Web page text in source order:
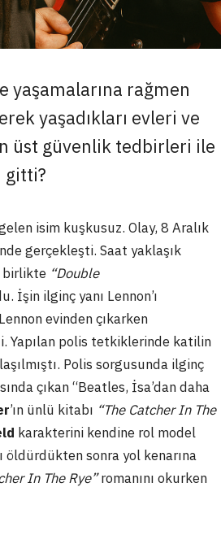
yaşamalarına rağmen
yaşadıkları evleri ve
üst güvenlik tedbirleri ile
gitti?
isim kuşkusuz. Olay, 8 Aralık
gerçekleşti. Saat yaklaşık
birlikte “Double
İşin ilginç yanı Lennon’ı
evinden çıkarken
Yapılan polis tetkiklerinde katilin
Polis sorgusunda ilginç
çıkan “Beatles, İsa’dan daha
’ın ünlü kitabı “The Catcher In The
karakterini kendine rol model
öldürdükten sonra yol kenarına
In The Rye”romanını okurken